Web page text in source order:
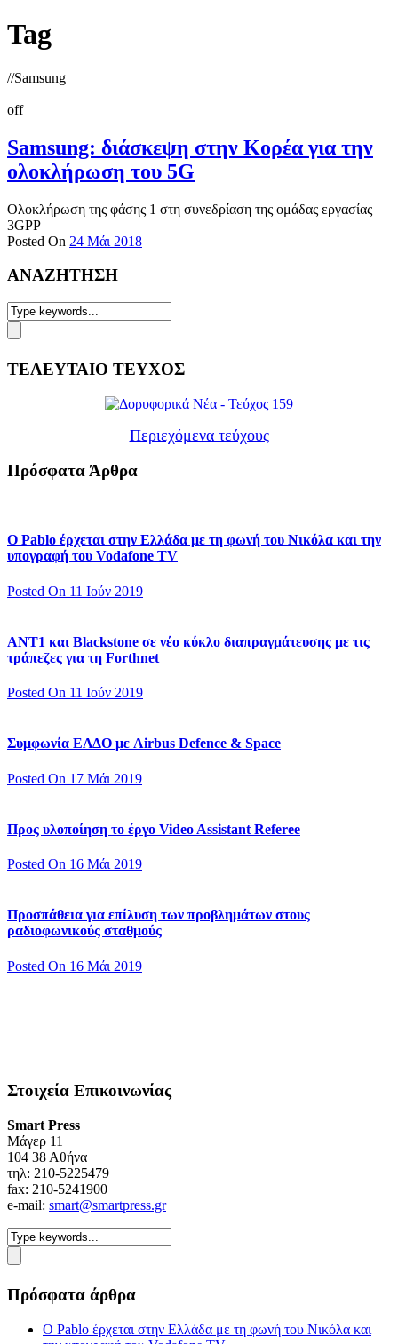
Tag
//Samsung
off
Samsung: διάσκεψη στην Κορέα για την
ολοκλήρωση του 5G
Ολοκλήρωση της φάσης 1 στη συνεδρίαση της ομάδας εργασίας
3GPP
Posted On 24 Μάι 2018
ΑΝΑΖΗΤΗΣΗ
ΤΕΛΕΥΤΑΙΟ ΤΕΥΧΟΣ
Περιεχόμενα τεύχους
Πρόσφατα Άρθρα
Ο Pablo έρχεται στην Ελλάδα με τη φωνή του Νικόλα και την
υπογραφή του Vodafone TV
Posted On 11 Ιούν 2019
ΑΝΤ1 και Blackstone σε νέο κύκλο διαπραγμάτευσης με τις
τράπεζες για τη Forthnet
Posted On 11 Ιούν 2019
Συμφωνία ΕΛΔΟ με Airbus Defence & Space
Posted On 17 Μάι 2019
Προς υλοποίηση το έργο Video Assistant Referee
Posted On 16 Μάι 2019
Προσπάθεια για επίλυση των προβλημάτων στους
ραδιοφωνικούς σταθμούς
Posted On 16 Μάι 2019
Στοιχεία Επικοινωνίας
Smart Press
Mάγερ 11
104 38 Αθήνα
τηλ: 210-5225479
fax: 210-5241900
e-mail: smart@smartpress.gr
Πρόσφατα άρθρα
Ο Pablo έρχεται στην Ελλάδα με τη φωνή του Νικόλα και